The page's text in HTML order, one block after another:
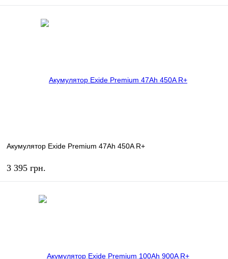
Акумулятор Exide Premium 47Ah 450A R+
3 395 грн.